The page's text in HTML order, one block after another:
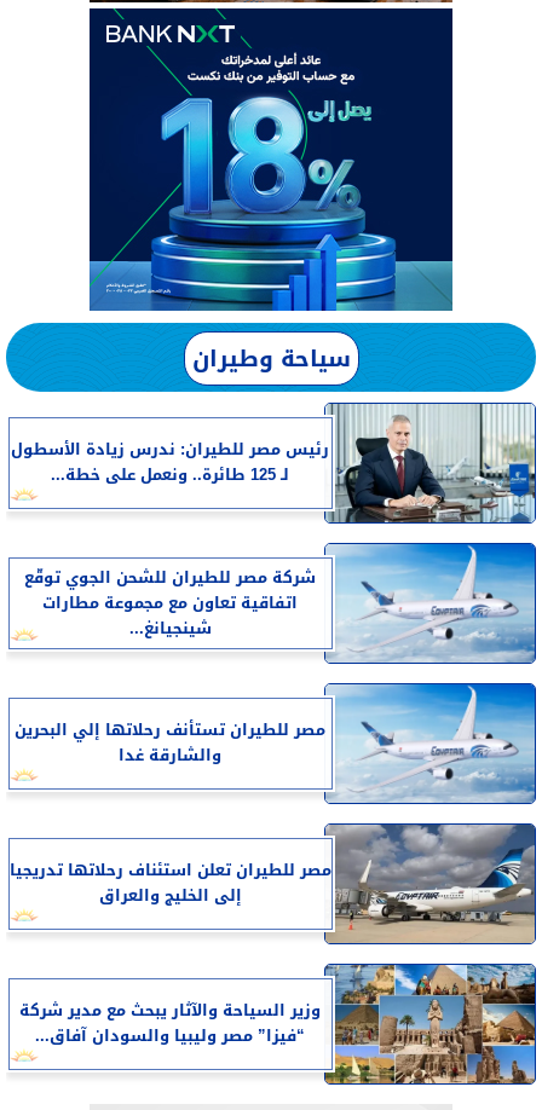
سياحة وطيران
رئيس مصر للطيران: ندرس زيادة الأسطول
لـ 125 طائرة.. ونعمل على خطة...
شركة مصر للطيران للشحن الجوي توقّع
اتفاقية تعاون مع مجموعة مطارات
شينجيانغ...
مصر للطيران تستأنف رحلاتها إلي البحرين
والشارقة غدا
مصر للطيران تعلن استئناف رحلاتها تدريجيا
إلى الخليج والعراق
وزير السياحة والآثار يبحث مع مدير شركة
“فيزا” مصر وليبيا والسودان آفاق...